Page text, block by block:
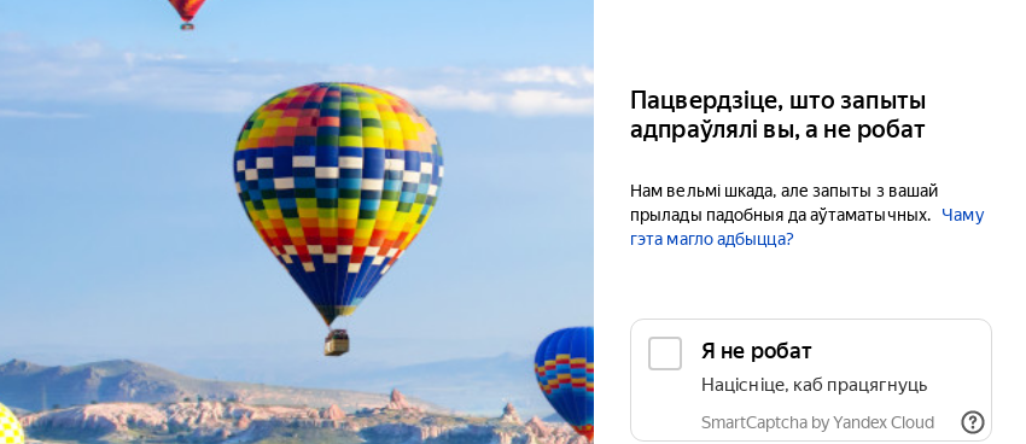
Пацвердзіце, што запыты
адпраўлялі вы, а не робат
Нам вельмі шкада, але запыты з вашай
прылады падобныя да аўтаматычных.
Чаму
гэта магло адбыцца?
Я не робат
Націсніце, каб працягнуць
SmartCaptcha by Yandex Cloud